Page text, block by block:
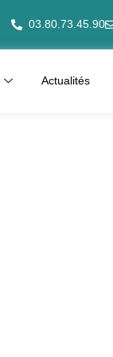
03.80.73.45.90
Actualités